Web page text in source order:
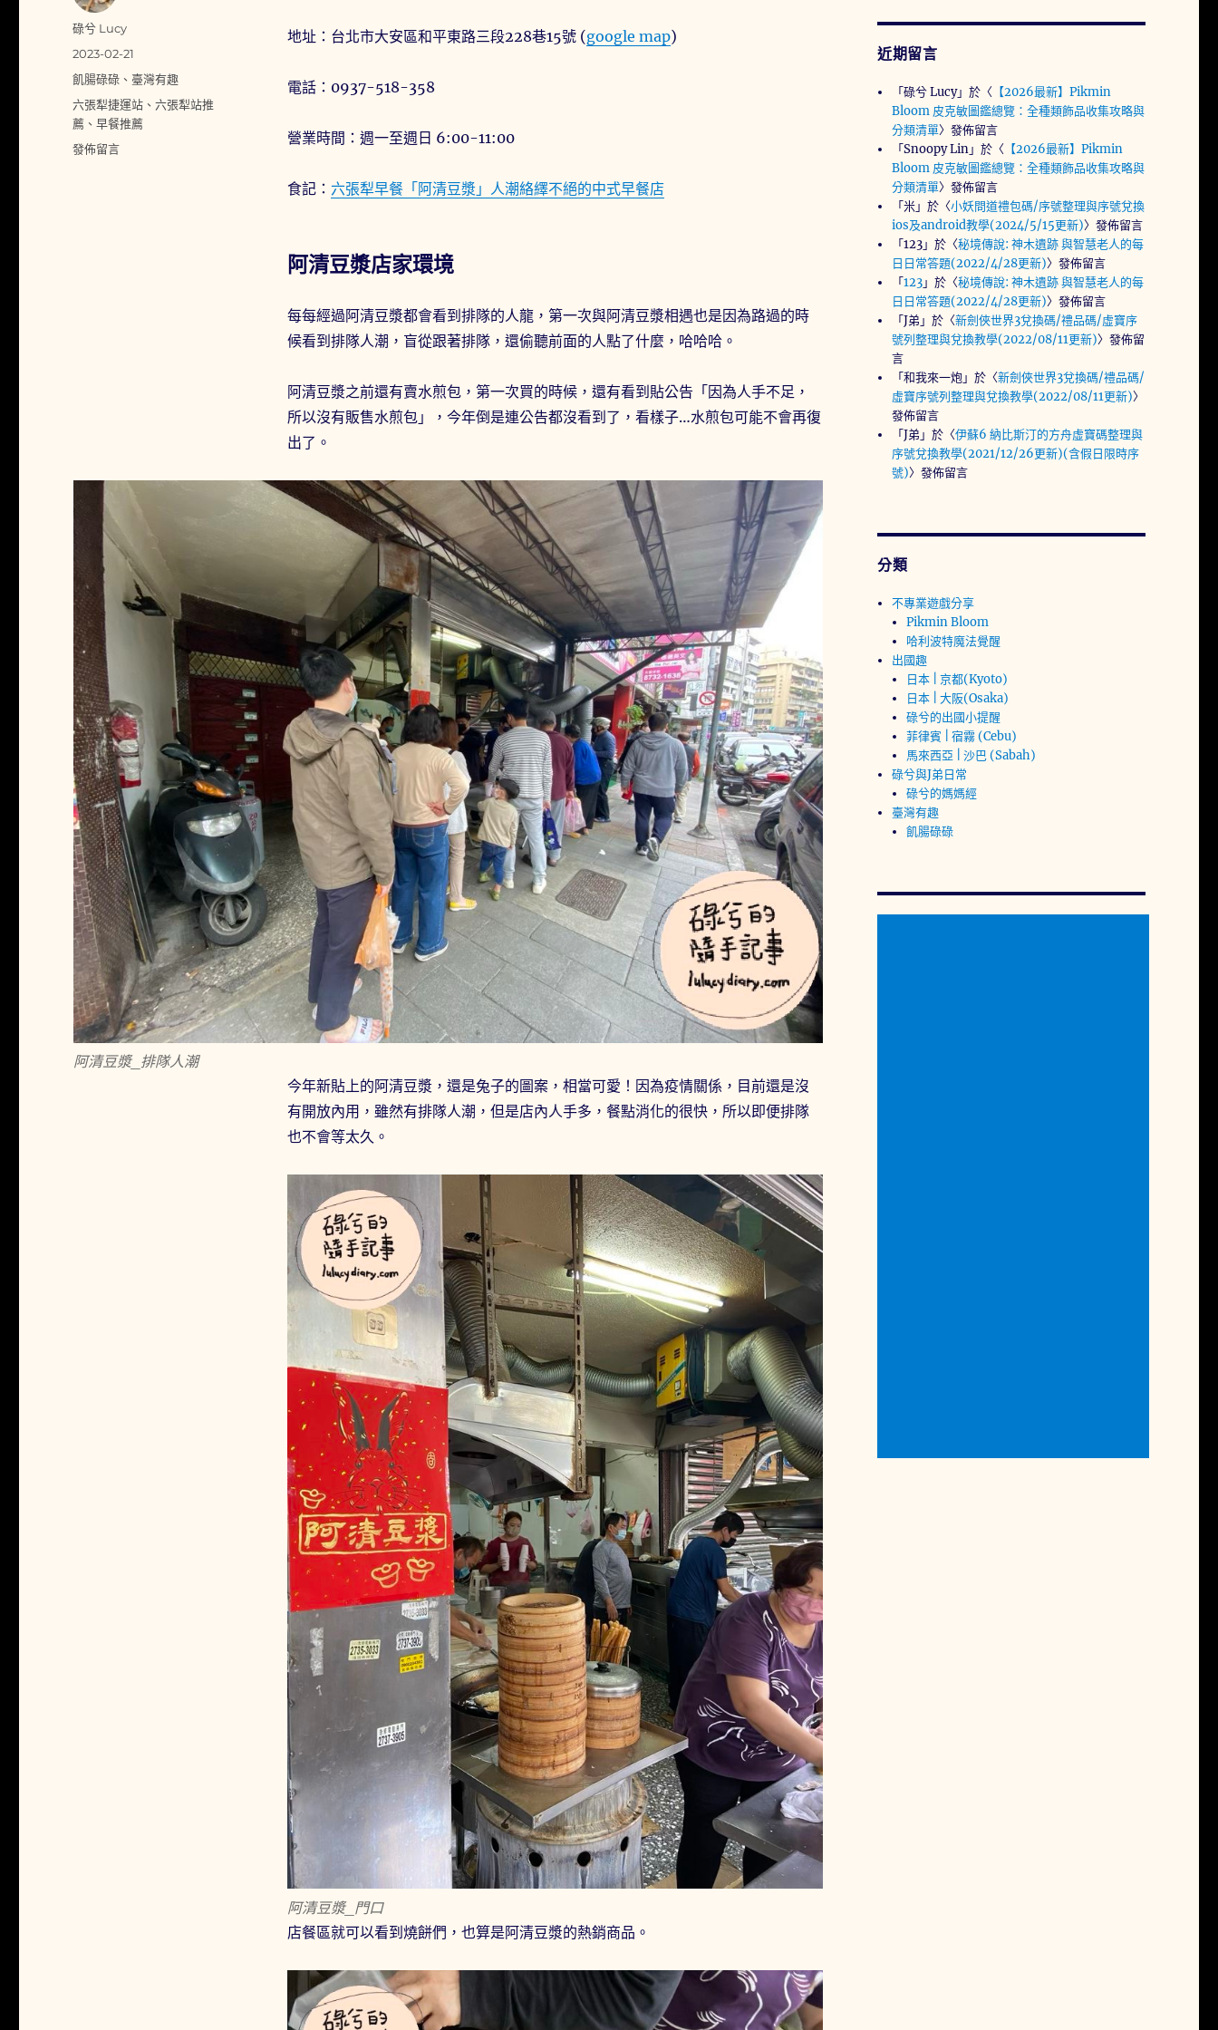
地址：台北市大安區和平東路三段228巷15號 (google map)
電話：0937-518-358
營業時間：週一至週日 6:00-11:00
食記： 六張犁早餐「阿清豆漿」人潮絡繹不絕的中式早餐店
阿清豆漿店家環境
每每經過阿清豆漿都會看到排隊的人龍，第一次與阿清豆漿相遇也是因為路過的時
候看到排隊人潮，盲從跟著排隊，還偷聽前面的人點了什麼，哈哈哈。
阿清豆漿之前還有賣水煎包，第一次買的時候，還有看到貼公告「因為人手不足，
所以沒有販售水煎包」，今年倒是連公告都沒看到了，看樣子…水煎包可能不會再復
出了。
阿清豆漿_排隊人潮
今年新貼上的阿清豆漿，還是兔子的圖案，相當可愛！因為疫情關係，目前還是沒
有開放內用，雖然有排隊人潮，但是店內人手多，餐點消化的很快，所以即便排隊
也不會等太久。
阿清豆漿_門口
店餐區就可以看到燒餅們，也算是阿清豆漿的熱銷商品。
作
者
碌兮 Lucy
發
佈
期:
2023-02-21
分
類
飢腸碌碌 、 臺灣有趣
標
籤
六張犁捷運站 、六張犁站推
薦 、早餐推薦
在
中
店〉
發佈留言
近期留言
「碌兮 Lucy」於〈 【2026最新】Pikmin
Bloom 皮克敏圖鑑總覽：全種類飾品收集攻略與
分類清單〉發佈留言
「Snoopy Lin」於〈 【2026最新】Pikmin
Bloom 皮克敏圖鑑總覽：全種類飾品收集攻略與
分類清單〉發佈留言
「米」於〈小妖問道禮包碼/序號整理與序號兌換
ios及android教學(2024/5/15更新)〉發佈留言
「123」於〈秘境傳說: 神木遺跡 與智慧老人的每
日日常答題(2022/4/28更新)〉發佈留言
「123」於〈秘境傳說: 神木遺跡 與智慧老人的每
日日常答題(2022/4/28更新)〉發佈留言
「J弟 」於〈新劍俠世界3兌換碼/禮品碼/虛寶序
號列整理與兌換教學(2022/08/11更新)〉發佈留
言
「和我來一炮」於〈新劍俠世界3兌換碼/禮品碼/
虛寶序號列整理與兌換教學(2022/08/11更新)〉
發佈留言
「J弟 」於〈伊蘇6 納比斯汀的方舟虛寶碼整理與
序號兌換教學(2021/12/26更新)(含假日限時序
號)〉發佈留言
分類
不專業遊戲分享
Pikmin Bloom
哈利波特魔法覺醒
出國趣
日本 | 京都(Kyoto)
日本 | 大阪(Osaka)
碌兮的出國小提醒
菲律賓 | 宿霧 (Cebu)
馬來西亞 | 沙巴 (Sabah)
碌兮與J弟日常
碌兮的媽媽經
臺灣有趣
飢腸碌碌